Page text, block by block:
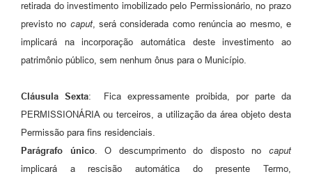
retirada do investimento imobilizado pelo Permissionário, no prazo
previsto no caput, será considerada como renúncia ao mesmo, e
implicará na incorporação automática deste investimento ao
patrimônio público, sem nenhum ônus para o Município.
Cláusula Sexta: Fica expressamente proibida, por parte da
PERMISSIONÁRIA ou terceiros, a utilização da área objeto desta
Permissão para fins residenciais.
Parágrafo único. O descumprimento do disposto nocaput
implicará a rescisão automática do presente Termo,